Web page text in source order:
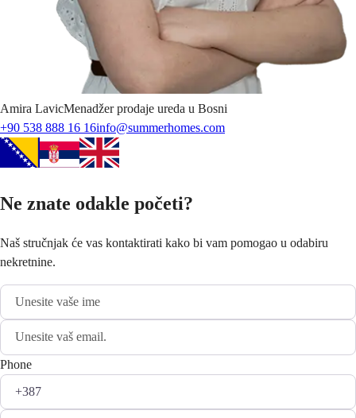
Amira LavicMenadžer prodaje ureda u Bosni
+90 538 888 16 16info@summerhomes.com
Ne znate odakle početi?
Naš stručnjak će vas kontaktirati kako bi vam pomogao u odabiru
nekretnine.
Phone